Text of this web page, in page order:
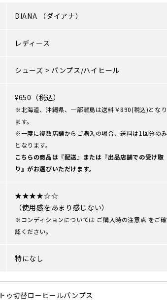
DIANA （ダイアナ）
レディース
シューズ > パンプス/ハイヒール
¥650（税込）
※北海道、沖縄県、一部離島は送料￥890(税込)となり
ます。
※一度に複数店舗からご購入の場合、送料は1回分のみ
となります。
こちらの商品は『配送』または『出品店舗での受け取
り』がお選びいただけます。
★★★★☆☆
（使用感をあまり感じない）
※コンディションについては ご購入時の注意点 をご確
認ください。
特になし
トゥ切替ローヒールパンプス